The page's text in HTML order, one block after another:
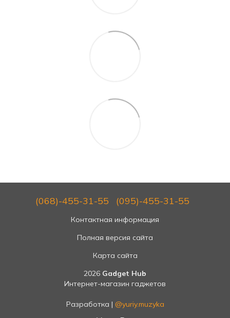
(068)-455-31-55 (095)-455-31-55
Контактная информация
Полная версия сайта
Карта сайта
2026 Gadget Hub
Интернет-магазин гаджетов
Разработка | @yuriy.muzyka